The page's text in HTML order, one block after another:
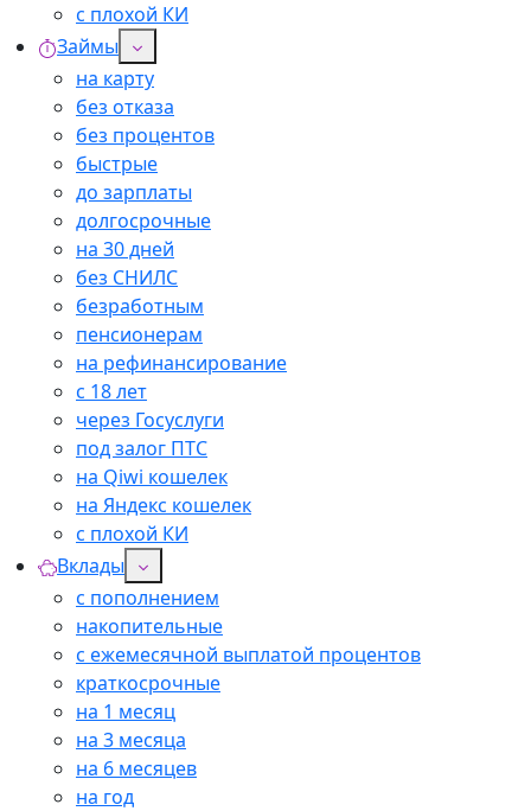
с плохой КИ
Займы
на карту
без отказа
без процентов
быстрые
до зарплаты
долгосрочные
на 30 дней
без СНИЛС
безработным
пенсионерам
на рефинансирование
с 18 лет
через Госуслуги
под залог ПТС
на Qiwi кошелек
на Яндекс кошелек
с плохой КИ
Вклады
с пополнением
накопительные
с ежемесячной выплатой процентов
краткосрочные
на 1 месяц
на 3 месяца
на 6 месяцев
на год